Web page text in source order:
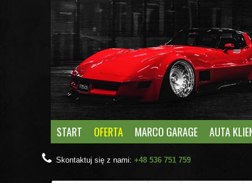
START OFERTA MARCO GARAGE AUTA
Skontaktuj się z nami: +48 536 751 759